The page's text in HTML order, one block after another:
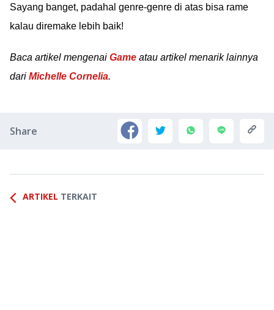
Sayang banget, padahal genre-genre di atas bisa rame
kalau diremake lebih baik!
Baca artikel mengenai Game atau artikel menarik lainnya
dari Michelle Cornelia.
Share
ARTIKEL TERKAIT